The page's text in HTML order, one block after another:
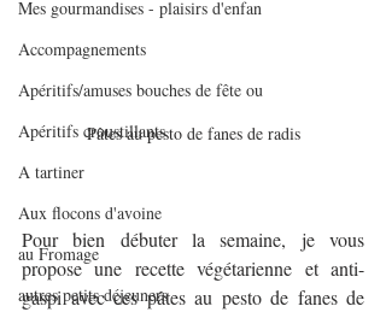
Mes gourmandises - plaisirs d'enfan
Accompagnements
Apéritifs/amuses bouches de fête ou
Apéritifs croustillants
A tartiner
Aux flocons d'avoine
au Fromage
autres petits déjeuners
Pâtes au pesto de fanes de radis
Pour bien débuter la semaine, je vous
propose une recette végétarienne et anti-
gaspi avec ces pâtes au pesto de fanes de